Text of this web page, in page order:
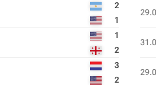
2
1
1
2
3
2